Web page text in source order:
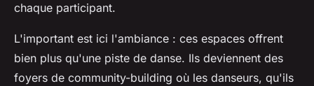
chaque participant.
L'important est ici l'ambiance : ces espaces offrent
bien plus qu'une piste de danse. Ils deviennent des
foyers de community-building où les danseurs, qu'ils